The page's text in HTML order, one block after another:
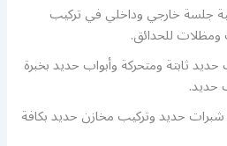
جلسة خارجي وداخلي في تركيب
للحدائق.
ثابتة ومتحركة وأبواب حديد بخبرة
حديد.
حديد وتركيب مخازن حديد بكافة